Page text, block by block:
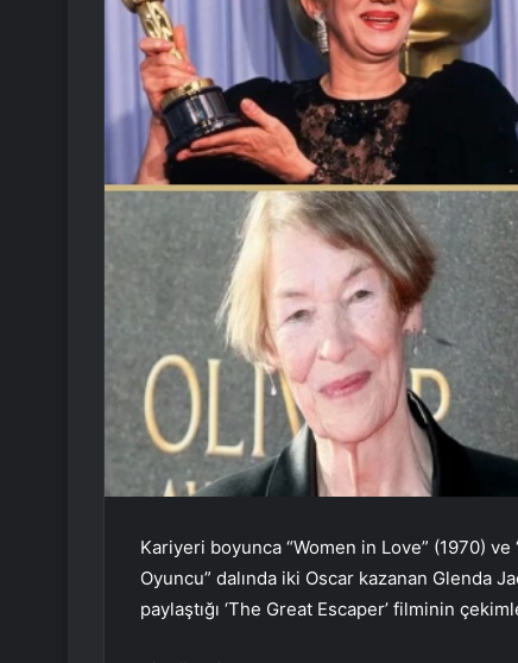
Kariyeri boyunca “Women in Love” (1970)
Oyuncu” dalında iki Oscar kazanan Glenda
paylaştığı ‘The Great Escaper’ filminin